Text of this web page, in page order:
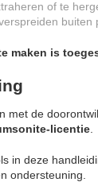
of te
maken is
met de
licentie
in deze
ondersteuning.